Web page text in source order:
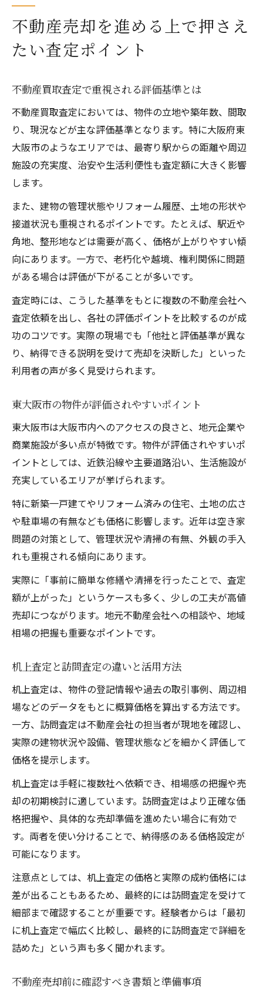
不動産売却を進める上で押さえ
たい査定ポイント
不動産買取査定で重視される評価基準とは
不動産買取査定においては、物件の立地や築年数、間取
り、現況などが主な評価基準となります。特に大阪府東
大阪市のようなエリアでは、最寄り駅からの距離や周辺
施設の充実度、治安や生活利便性も査定額に大きく影響
します。
また、建物の管理状態やリフォーム履歴、土地の形状や
接道状況も重視されるポイントです。たとえば、駅近や
角地、整形地などは需要が高く、価格が上がりやすい傾
向にあります。一方で、老朽化や越境、権利関係に問題
がある場合は評価が下がることが多いです。
査定時には、こうした基準をもとに複数の不動産会社へ
査定依頼を出し、各社の評価ポイントを比較するのが成
功のコツです。実際の現場でも「他社と評価基準が異な
り、納得できる説明を受けて売却を決断した」といった
利用者の声が多く見受けられます。
東大阪市の物件が評価されやすいポイント
東大阪市は大阪市内へのアクセスの良さと、地元企業や
商業施設が多い点が特徴です。物件が評価されやすいポ
イントとしては、近鉄沿線や主要道路沿い、生活施設が
充実しているエリアが挙げられます。
特に新築一戸建てやリフォーム済みの住宅、土地の広さ
や駐車場の有無なども価格に影響します。近年は空き家
問題の対策として、管理状況や清掃の有無、外観の手入
れも重視される傾向にあります。
実際に「事前に簡単な修繕や清掃を行ったことで、査定
額が上がった」というケースも多く、少しの工夫が高値
売却につながります。地元不動産会社への相談や、地域
相場の把握も重要なポイントです。
机上査定と訪問査定の違いと活用方法
机上査定は、物件の登記情報や過去の取引事例、周辺相
場などのデータをもとに概算価格を算出する方法です。
一方、訪問査定は不動産会社の担当者が現地を確認し、
実際の建物状況や設備、管理状態などを細かく評価して
価格を提示します。
机上査定は手軽に複数社へ依頼でき、相場感の把握や売
却の初期検討に適しています。訪問査定はより正確な価
格把握や、具体的な売却準備を進めたい場合に有効で
す。両者を使い分けることで、納得感のある価格設定が
可能になります。
注意点としては、机上査定の価格と実際の成約価格には
差が出ることもあるため、最終的には訪問査定を受けて
細部まで確認することが重要です。経験者からは「最初
に机上査定で幅広く比較し、最終的に訪問査定で詳細を
詰めた」という声も多く聞かれます。
不動産売却前に確認すべき書類と準備事項